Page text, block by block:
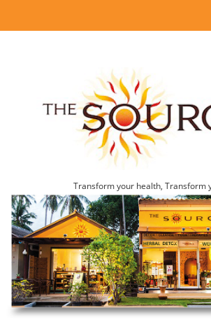
Transform your health, Transform